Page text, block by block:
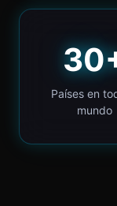
Países en
mundo